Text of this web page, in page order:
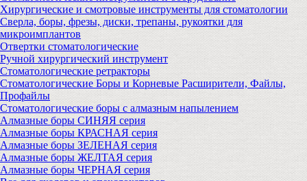
Хирургические и смотровые инструменты для стоматологии
Сверла, боры, фрезы, диски, трепаны, рукоятки для
микроимплантов
Отвертки стоматологические
Ручной хирургический инструмент
Стоматологические ретракторы
Стоматологические Боры и Корневые Расширители, Файлы,
Профайлы
Стоматологические боры с алмазным напылением
Алмазные боры СИНЯЯ серия
Алмазные боры КРАСНАЯ серия
Алмазные боры ЗЕЛЕНАЯ серия
Алмазные боры ЖЕЛТАЯ серия
Алмазные боры ЧЕРНАЯ серия